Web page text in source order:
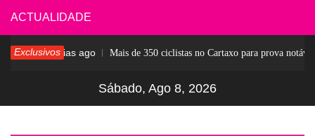
Skip
to
content
ACTUALIDADE
Exclusivos6 dias ago Mais de 350 ciclistas no Cartaxo para prova notável
Sábado, Ago 8, 2026